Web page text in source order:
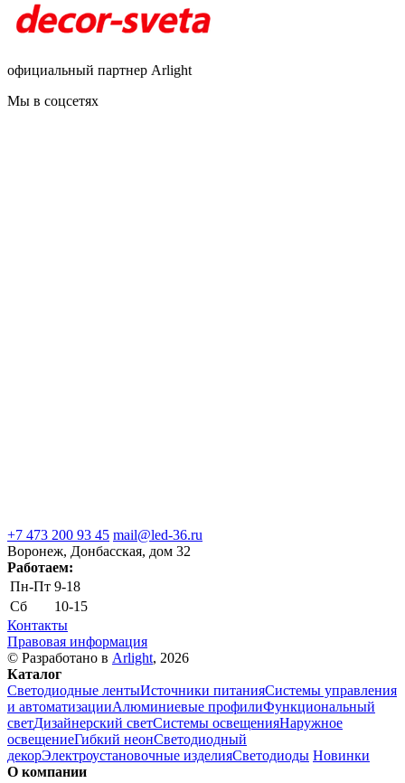
официальный партнер Arlight
Мы в соцсетях
+7 473 200 93 45 mail@led-36.ru
Воронеж, Донбасская, дом 32
Работаем:
Пн-Пт 9-18
Сб
10-15
Контакты
Правовая информация
© Разработано в Arlight, 2026
Каталог
Светодиодные лентыИсточники питанияСистемы управления
и автоматизацииАлюминиевые профилиФункциональный
светДизайнерский светСистемы освещенияНаружное
освещениеГибкий неонСветодиодный
декорЭлектроустановочные изделияСветодиоды Новинки
О компании